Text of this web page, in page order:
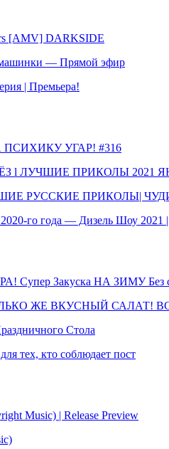
[AMV] DARKSIDE
— Прямой эфир
| Премьера!
УГАР! #316
ПРИКОЛЫ 2021
РУССКИЕ ПРИКОЛЫ|
го года — Дизель Шоу
Закуска НА ЗИМУ Без
ЖЕ ВКУСНЫЙ САЛАТ!
Стола
тех, кто соблюдает пост
Music) | Release Preview